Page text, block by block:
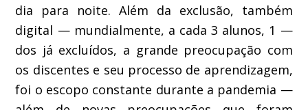
dia para noite. Além da exclusão, também
digital — mundialmente, a cada 3 alunos, 1 —
dos já excluídos, a grande preocupação com
os discentes e seu processo de aprendizagem,
foi o escopo constante durante a pandemia —